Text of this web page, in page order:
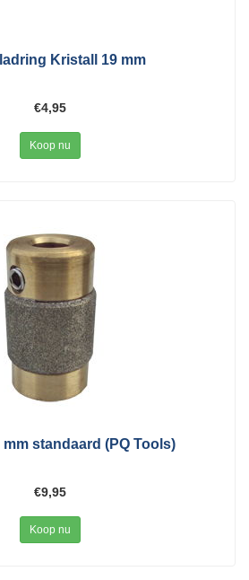
Kristall 19 mm
€4,95
Koop nu
standaard (PQ Tools)
€9,95
Koop nu